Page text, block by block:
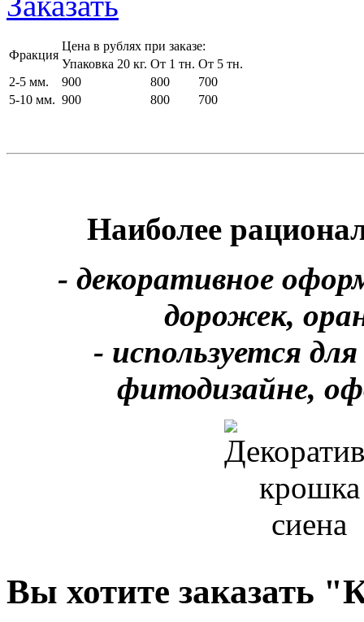
Фракция
Цена в рублях при заказе:
Упаковка 20 кг. От 1 тн. От 5 тн.
2-5 мм.
900 800
700
5-10 мм. 900 800 700
Наиболее
- декоративное
дорожек,
- используется
фитодизайне,
Вы хотите заказать "